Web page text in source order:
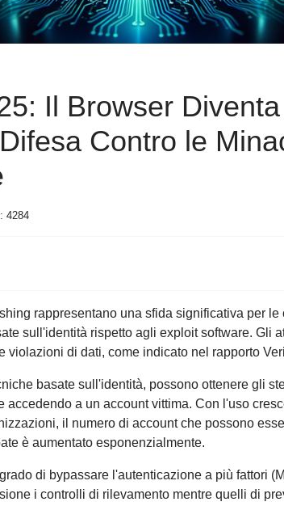
Il Browser
Contro le
4284
rappresentano una sfida significativa per
sull'identità rispetto agli exploit software. Gli
violazioni di dati, come indicato nel rapporto
basate sull'identità, possono ottenere gli
accedendo a un account vittima. Con l'uso
il numero di account che possono
è aumentato esponenzialmente.
di bypassare l'autenticazione a più fattori
i controlli di rilevamento mentre quelli di